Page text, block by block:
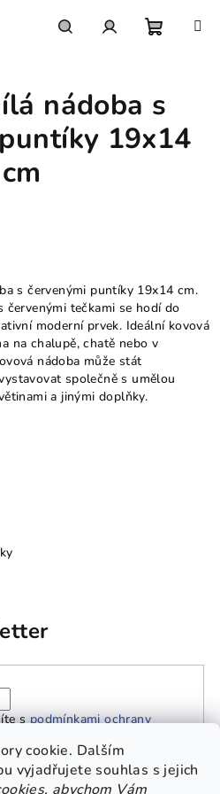
cookie. Dalším
vyjadřujete souhlas s jejich
abychom Vám
košík
nádoba s
19x14
cm
s červenými puntíky 19x14 cm.
červenými tečkami se hodí do
moderní prvek. Ideální kovová
na chalupě, chatě nebo v
nádoba může stát
společně s umělou
a jinými doplňky.
spodmínkami ochrany